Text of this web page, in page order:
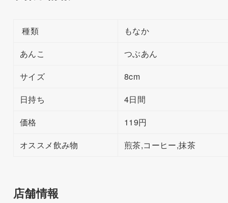
種類
もなか
あんこ
つぶあん
サイズ
8cm
日持ち
4日間
価格
119円
オススメ飲み物
煎茶,コーヒー,抹茶
店舗情報